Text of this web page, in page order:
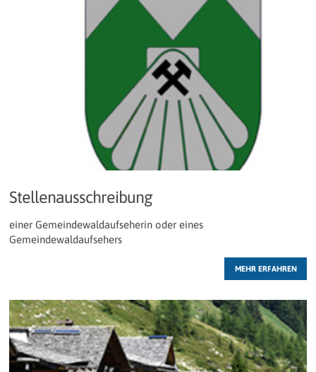
Stellenausschreibung
einer Gemeindewaldaufseherin oder eines
Gemeindewaldaufsehers
MEHR ERFAHREN